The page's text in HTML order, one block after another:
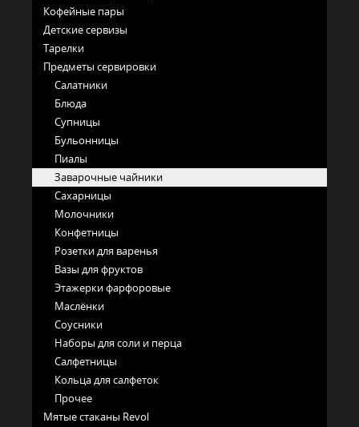
Кофейные пары
Детские сервизы
Тарелки
Предметы сервировки
Салатники
Блюда
Супницы
Бульонницы
Пиалы
Заварочные чайники
Сахарницы
Молочники
Конфетницы
Розетки для варенья
Вазы для фруктов
Этажерки фарфоровые
Маслёнки
Соусники
Наборы для соли и перца
Салфетницы
Кольца для салфеток
Прочее
Мятые стаканы Revol